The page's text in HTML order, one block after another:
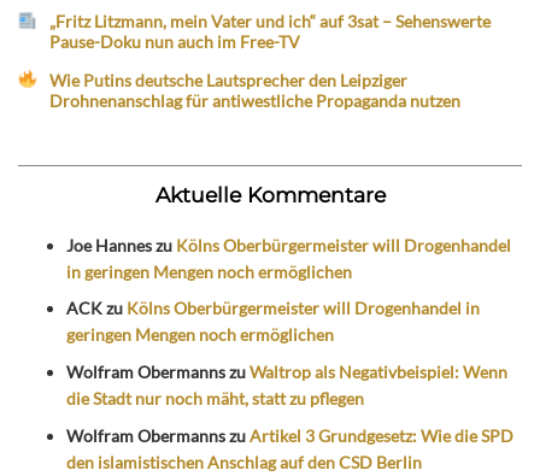
„Fritz Litzmann, mein Vater und ich“ auf 3sat – Sehenswerte
Pause-Doku nun auch im Free-TV
Wie Putins deutsche Lautsprecher den Leipziger
Drohnenanschlag für antiwestliche Propaganda nutzen
Aktuelle Kommentare
Joe Hanneszu Kölns Oberbürgermeister will Drogenhandel
in geringen Mengen noch ermöglichen
ACKzu Kölns Oberbürgermeister will Drogenhandel in
geringen Mengen noch ermöglichen
Wolfram ObermannszuWaltrop als Negativbeispiel: Wenn
die Stadt nur noch mäht, statt zu pflegen
Wolfram ObermannszuArtikel 3 Grundgesetz: Wie die SPD
den islamistischen Anschlag auf den CSD Berlin